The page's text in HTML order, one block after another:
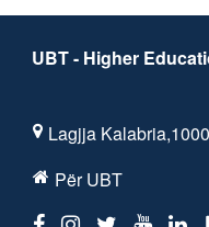
UBT - Higher
Lagjja
Për UBT